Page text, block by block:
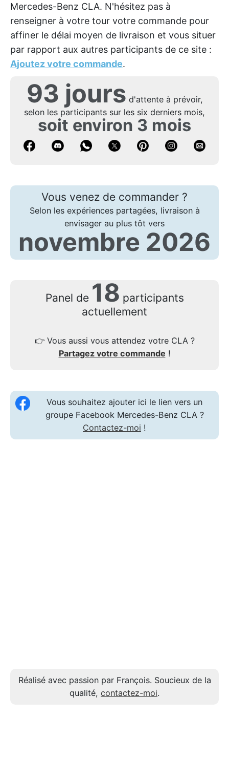
Mercedes-Benz CLA. N'hésitez pas à
renseigner à votre tour votre commande pour
affiner le délai moyen de livraison et vous situer
par rapport aux autres participants de ce site :
Ajoutez votre commande.
93 jours d'attente à prévoir,
selon les participants sur les six derniers mois,
soit environ 3 mois
Vous venez de commander ?
Selon les expériences partagées, livraison à
envisager au plus tôt vers
novembre 2026
Panel de 18 participants
actuellement
👉 Vous aussi vous attendez votre CLA ?
Partagez votre commande !
Vous souhaitez ajouter ici le lien vers un
groupe Facebook Mercedes-Benz CLA ?
Contactez-moi !
Réalisé avec passion par François. Soucieux de la
qualité, contactez-moi.